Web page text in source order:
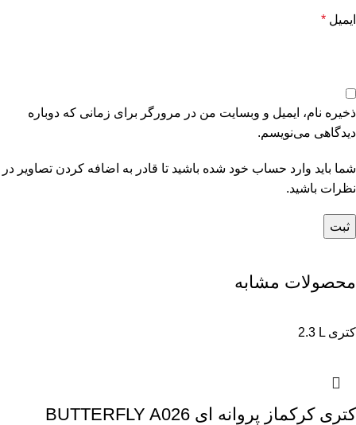
ایمیل *
ذخیره نام، ایمیل و وبسایت من در مرورگر برای زمانی که دوباره
دیدگاهی می‌نویسم.
شما باید وارد حساب خود شده باشید تا قادر به اضافه کردن تصاویر در
نظرات باشید.
محصولات مشابه
2.3 L کتری
کتری کرکماز پروانه ای BUTTERFLY A026